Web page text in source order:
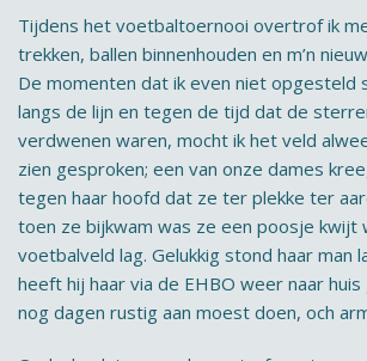
Tijdens het voetbaltoernooi overtrof ik
trekken, ballen binnenhouden en m’n
De momenten dat ik even niet opgesteld
langs de lijn en tegen de tijd dat de
verdwenen waren, mocht ik het veld
zien gesproken; een van onze dames
tegen haar hoofd dat ze ter plekke ter
toen ze bijkwam was ze een poosje kwijt
voetbalveld lag. Gelukkig stond haar man
heeft hij haar via de EHBO weer naar
nog dagen rustig aan moest doen, och